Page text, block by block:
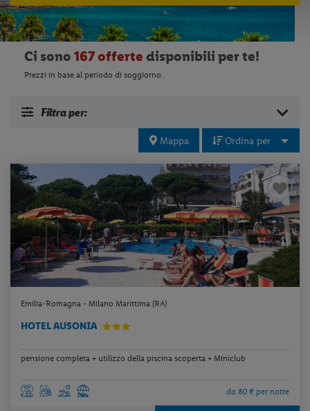
Ci sono167 offerte disponibili per te!
Prezzi in base al periodo di soggiorno.
Filtra per:
Mappa Ordina per
Emilia-Romagna - Milano Marittima (RA)
HOTEL AUSONIA
pensione completa + utilizzo della piscina scoperta + Miniclub
da 80 € per notte